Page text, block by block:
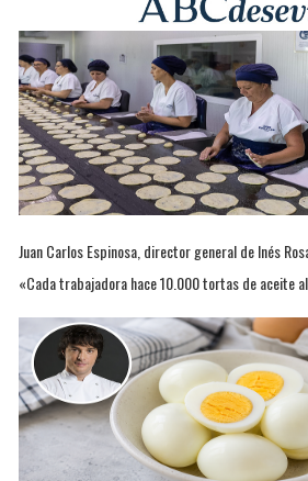
Juan Carlos Espinosa, director general de Inés
«Cada trabajadora hace 10.000 tortas de aceite